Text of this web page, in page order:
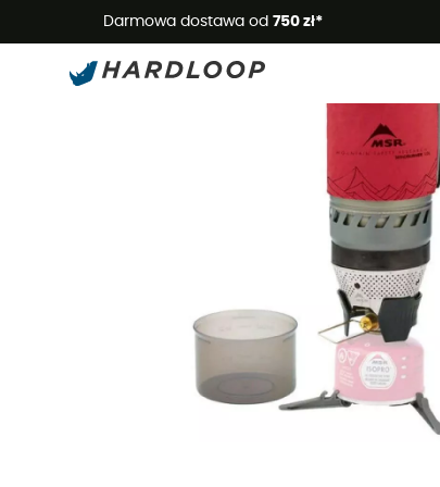
Darmowa dostawa od 750 zł*